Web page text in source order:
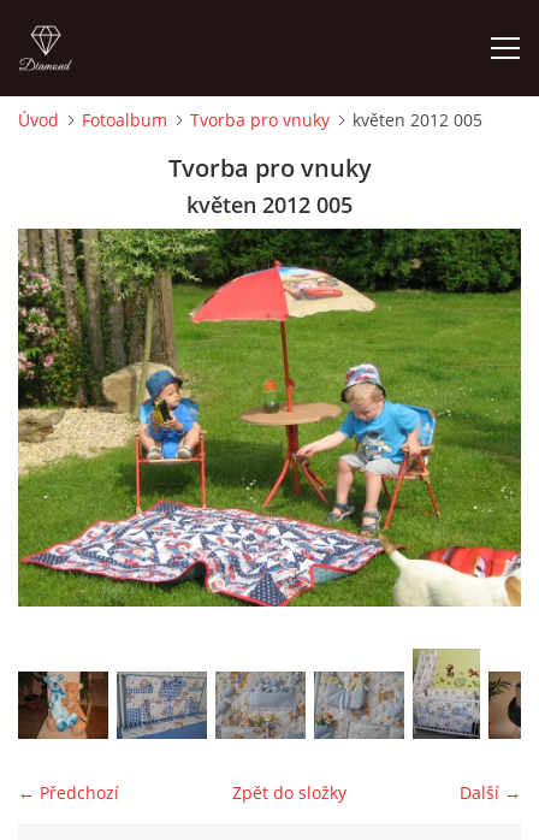
CEDULKY
MOJE POSLEDNÍ PRÁCE
jk-laguna@seznam.cz
Úvod Fotoalbum Tvorba pro vnuky květen 2012 005
Tvorba pro vnuky
květen 2012 005
← Předchozí Další →
Zpět do složky